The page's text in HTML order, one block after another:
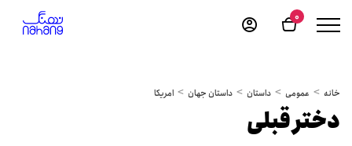
0
خانه عمومی داستان داستان جهان امریکا
دختر قبلی